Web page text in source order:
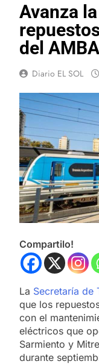
Avanza
del AMBA
Diario EL SOL
Compartilo!
La Secretaría de
que los
con el
eléctricos que
Sarmiento y
durante